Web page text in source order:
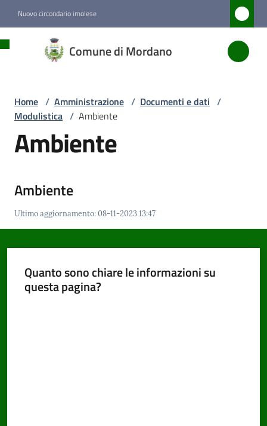
Nuovo circondario imolese
Comune di Mordano
di
Menu selezionato
Servizi
Home / Amministrazione / Documenti e dati /
Modulistica / Ambiente
Ambiente
Ambiente
Ultimo aggiornamento:08-11-2023 13:47
Quanto sono chiare le informazioni su
questa pagina?